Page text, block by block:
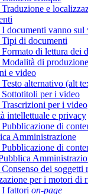
e
documenti vanno sul
di documenti
di lettura dei
di
e video
alternativo (alt
Sottotitoli per i video
per i video
intellettuale e privacy
di
Amministrazione
di
dei soggetti
per i motori di
I fattori on-page